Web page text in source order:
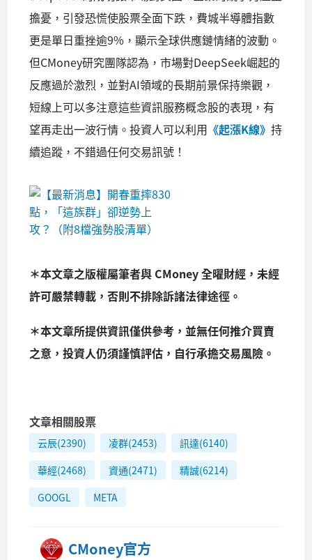
擔憂，引發恐慌使股票全面下跌，費城半導體指數
更是單日重挫逾9%，顯示全球供應鏈情緒的波動。
但CMoney研究團隊認為，市場對DeepSeek崛起的
反應過於激烈，並對AI領域的長期前景保持樂觀，
短線上可以多注意這些資訊服務概念股的表現，有
望再走出一波行情。投資人可以利用 《起漲K線》 持
續追蹤，不錯過任何交易訊號！
＊本文章之版權屬筆者與 CMoney 全曜財經，未經
許可嚴禁轉載，否則不排除訴諸法律途徑。
＊本文章所提供資訊僅供參考，並無任何推介買賣
之意，投資人仍須謹慎評估，自行承擔交易風險。
文章相關股票
云辰(2390) 凌群(2453)
訊達(6140)
華經(2468)
資通(2471)
精誠(6214)
GOOGL
META
CMoney官方